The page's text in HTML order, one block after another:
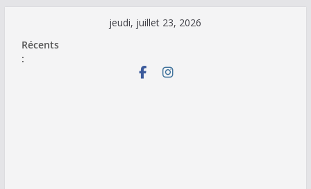
contenu
jeudi, juillet 23, 2026
Récents
: